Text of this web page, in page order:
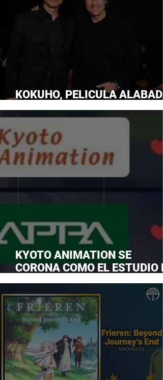
KOKUHO, PELICULA
POR TOM CRUISE
KYOTO ANIMATION SE
CORONA COMO EL ESTUDIO
ANIME FAVORITO Y LE ROBA
CORONA A MAPPA